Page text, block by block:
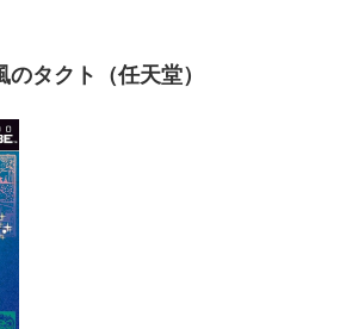
タクト（任天堂）